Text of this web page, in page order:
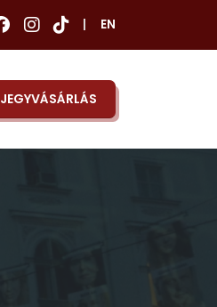
EN
JEGYVÁSÁRLÁS